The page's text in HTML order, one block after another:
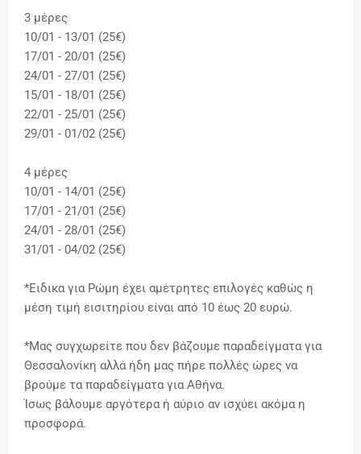
3 μέρες
10/01 - 13/01 (25€)
17/01 - 20/01 (25€)
24/01 - 27/01 (25€)
15/01 - 18/01 (25€)
22/01 - 25/01 (25€)
29/01 - 01/02 (25€)
4 μέρες
10/01 - 14/01 (25€)
17/01 - 21/01 (25€)
24/01 - 28/01 (25€)
31/01 - 04/02 (25€)
*Ειδικα για Ρώμη έχει αμέτρητες επιλογές καθώς η
μέση τιμή εισιτηρίου είναι από 10 έως 20 ευρώ.
*Μας συγχωρείτε που δεν βάζουμε παραδείγματα για
Θεσσαλονίκη αλλά ήδη μας πήρε πολλές ώρες να
βρούμε τα παραδείγματα για Αθήνα.
Ίσως βάλουμε αργότερα ή αύριο αν ισχύει ακόμα η
προσφορά.